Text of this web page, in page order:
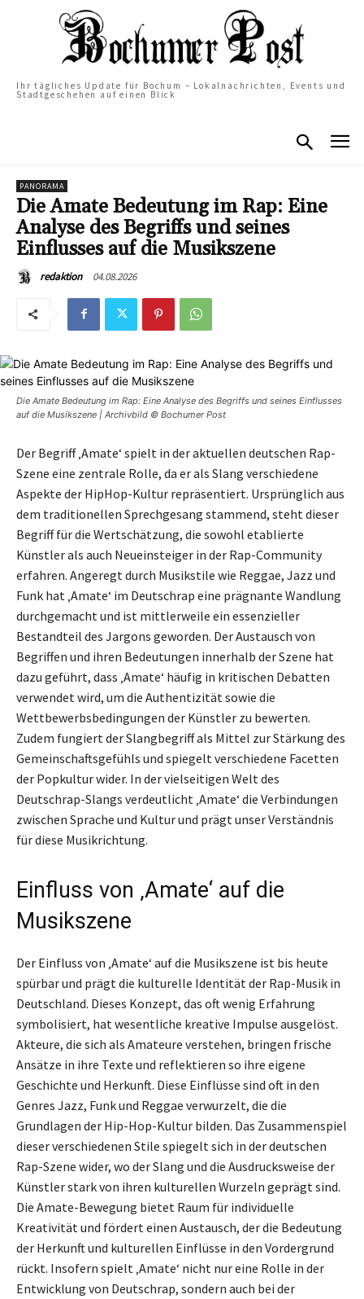
Ihr tägliches Update für Bochum – Lokalnachrichten, Events und
Stadtgeschehen auf einen Blick
PANORAMA
Die Amate Bedeutung im Rap: Eine
Analyse des Begriffs und seines
Einflusses auf die Musikszene
redaktion 04.08.2026
Die Amate Bedeutung im Rap: Eine Analyse des Begriffs und seines Einflusses
auf die Musikszene | Archivbild © Bochumer Post
Der Begriff ‚Amate‘ spielt in der aktuellen deutschen Rap-
Szene eine zentrale Rolle, da er als Slang verschiedene
Aspekte der HipHop-Kultur repräsentiert. Ursprünglich aus
dem traditionellen Sprechgesang stammend, steht dieser
Begriff für die Wertschätzung, die sowohl etablierte
Künstler als auch Neueinsteiger in der Rap-Community
erfahren. Angeregt durch Musikstile wie Reggae, Jazz und
Funk hat ‚Amate‘ im Deutschrap eine prägnante Wandlung
durchgemacht und ist mittlerweile ein essenzieller
Bestandteil des Jargons geworden. Der Austausch von
Begriffen und ihren Bedeutungen innerhalb der Szene hat
dazu geführt, dass ‚Amate‘ häufig in kritischen Debatten
verwendet wird, um die Authentizität sowie die
Wettbewerbsbedingungen der Künstler zu bewerten.
Zudem fungiert der Slangbegriff als Mittel zur Stärkung des
Gemeinschaftsgefühls und spiegelt verschiedene Facetten
der Popkultur wider. In der vielseitigen Welt des
Deutschrap-Slangs verdeutlicht ‚Amate‘ die Verbindungen
zwischen Sprache und Kultur und prägt unser Verständnis
für diese Musikrichtung.
Einfluss von ‚Amate‘ auf die
Musikszene
Der Einfluss von ‚Amate‘ auf die Musikszene ist bis heute
spürbar und prägt die kulturelle Identität der Rap-Musik in
Deutschland. Dieses Konzept, das oft wenig Erfahrung
symbolisiert, hat wesentliche kreative Impulse ausgelöst.
Akteure, die sich als Amateure verstehen, bringen frische
Ansätze in ihre Texte und reflektieren so ihre eigene
Geschichte und Herkunft. Diese Einflüsse sind oft in den
Genres Jazz, Funk und Reggae verwurzelt, die die
Grundlagen der Hip-Hop-Kultur bilden. Das Zusammenspiel
dieser verschiedenen Stile spiegelt sich in der deutschen
Rap-Szene wider, wo der Slang und die Ausdrucksweise der
Künstler stark von ihren kulturellen Wurzeln geprägt sind.
Die Amate-Bewegung bietet Raum für individuelle
Kreativität und fördert einen Austausch, der die Bedeutung
der Herkunft und kulturellen Einflüsse in den Vordergrund
rückt. Insofern spielt ‚Amate‘ nicht nur eine Rolle in der
Entwicklung von Deutschrap, sondern auch bei der